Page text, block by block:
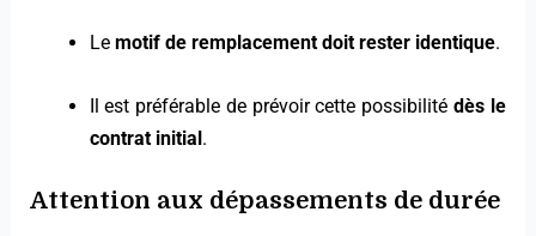
Le motif de remplacement doit rester identique.
Il est préférable de prévoir cette possibilité dès le
contrat initial.
Attention aux dépassements de durée